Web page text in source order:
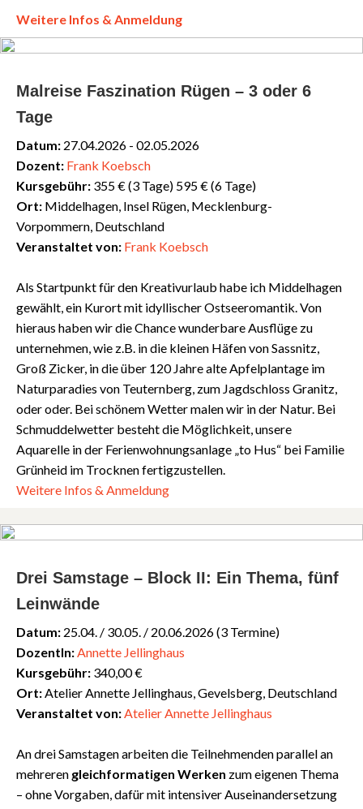
Weitere Infos & Anmeldung
Malreise Faszination Rügen – 3 oder 6
Tage
Datum: 27.04.2026 - 02.05.2026
Dozent: Frank Koebsch
Kursgebühr: 355 € (3 Tage) 595 € (6 Tage)
Ort: Middelhagen, Insel Rügen, Mecklenburg-
Vorpommern, Deutschland
Veranstaltet von: Frank Koebsch
Als Startpunkt für den Kreativurlaub habe ich Middelhagen
gewählt, ein Kurort mit idyllischer Ostseeromantik. Von
hieraus haben wir die Chance wunderbare Ausflüge zu
unternehmen, wie z.B. in die kleinen Häfen von Sassnitz,
Groß Zicker, in die über 120 Jahre alte Apfelplantage im
Naturparadies von Teuternberg, zum Jagdschloss Granitz,
oder oder. Bei schönem Wetter malen wir in der Natur. Bei
Schmuddelwetter besteht die Möglichkeit, unsere
Aquarelle in der Ferienwohnungsanlage „to Hus“ bei Familie
Grünheid im Trocknen fertigzustellen.
Weitere Infos & Anmeldung
Drei Samstage – Block II: Ein Thema, fünf
Leinwände
Datum: 25.04. / 30.05. / 20.06.2026 (3 Termine)
DozentIn:Annette Jellinghaus
Kursgebühr: 340,00 €
Ort:Atelier Annette Jellinghaus, Gevelsberg, Deutschland
Veranstaltet von:Atelier Annette Jellinghaus
An drei Samstagen arbeiten die Teilnehmenden parallel an
mehreren gleichformatigen Werken zum eigenen Thema
– ohne Vorgaben, dafür mit intensiver Auseinandersetzung